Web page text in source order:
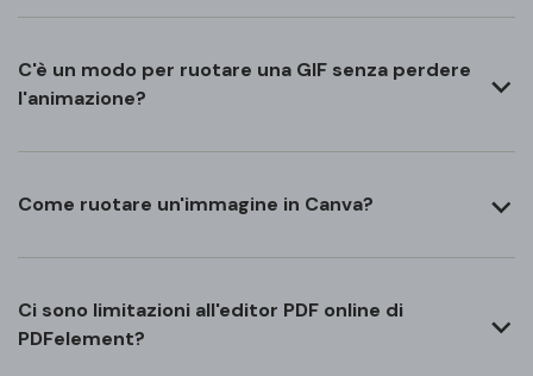
C'è un modo per ruotare una GIF senza perdere
l'animazione?
Come ruotare un'immagine in Canva?
Ci sono limitazioni all'editor PDF online di
PDFelement?